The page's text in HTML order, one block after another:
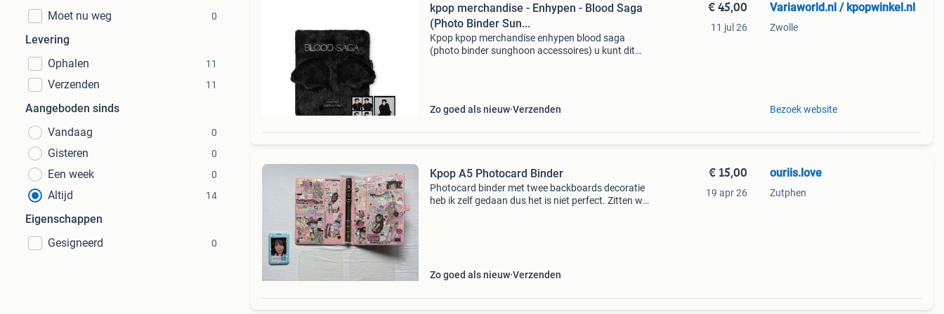
Moet nu weg
0
Levering
Ophalen
11
Verzenden 11
Aangeboden sinds
Vandaag
0
Gisteren 0
Een week 0
Altijd 14
Eigenschappen
Gesigneerd
0
kpop merchandise - Enhypen - Blood Saga
(Photo Binder Sun...
Kpop kpop merchandise enhypen blood saga
(photo binder sunghoon accessoires) u kunt dit
Zo goed als nieuw Verzenden
€ 45,00
11 jul 26
Variaworld.nl / kpopwinkel.nl
Zwolle
Bezoek website
Kpop A5 Photocard Binder
Photocard binder met twee backboards decoratie
heb ik zelf gedaan dus het is niet perfect. Zitten wat
Zo goed als nieuw Verzenden
€ 15,00
19 apr 26
ouriis.love
Zutphen